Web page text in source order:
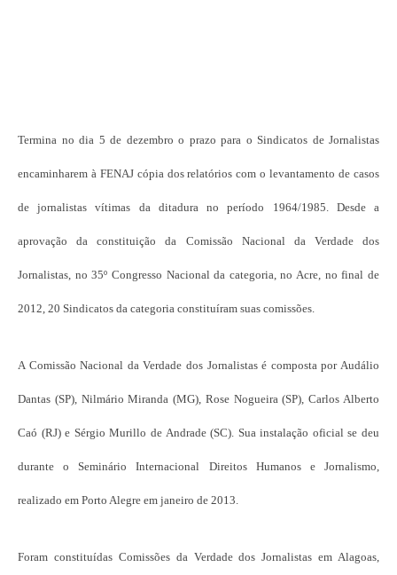
Termina no dia 5 de dezembro o prazo para o Sindicatos de Jornalistas
encaminharem à FENAJ cópia dos relatórios com o levantamento de casos
de jornalistas vítimas da ditadura no período 1964/1985. Desde a
aprovação da constituição da Comissão Nacional da Verdade dos
Jornalistas, no 35º Congresso Nacional da categoria, no Acre, no final de
2012, 20 Sindicatos da categoria constituíram suas comissões.
A Comissão Nacional da Verdade dos Jornalistas é composta por Audálio
Dantas (SP), Nilmário Miranda (MG), Rose Nogueira (SP), Carlos Alberto
Caó (RJ) e Sérgio Murillo de Andrade (SC). Sua instalação oficial se deu
durante o Seminário Internacional Direitos Humanos e Jornalismo,
realizado em Porto Alegre em janeiro de 2013.
Foram constituídas Comissões da Verdade dos Jornalistas em Alagoas,